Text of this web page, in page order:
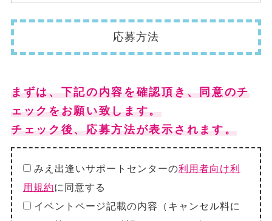
応募方法
まずは、下記の内容を確認頂き、同意のチ
ェックをお願い致します。
チェック後、応募方法が表示されます。
みえ出逢いサポートセンターの利用者向け利
用規約に同意する
イベントページ記載の内容（キャンセル料に